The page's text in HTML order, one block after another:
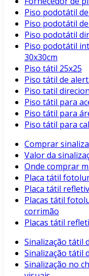
Piso podotátil
Piso podotátil
Piso podotátil
Piso podotátil
30x30cm
Piso tátil 25x25
Piso tátil de
Piso tatil
Piso tátil para
Piso tátil para
Piso tátil para
Comprar
Valor da
Onde comprar
Placa tátil
Placa tátil
Placas tátil
corrimão
Placas tátil
Sinalização tátil
Sinalização tátil
Sinalização no